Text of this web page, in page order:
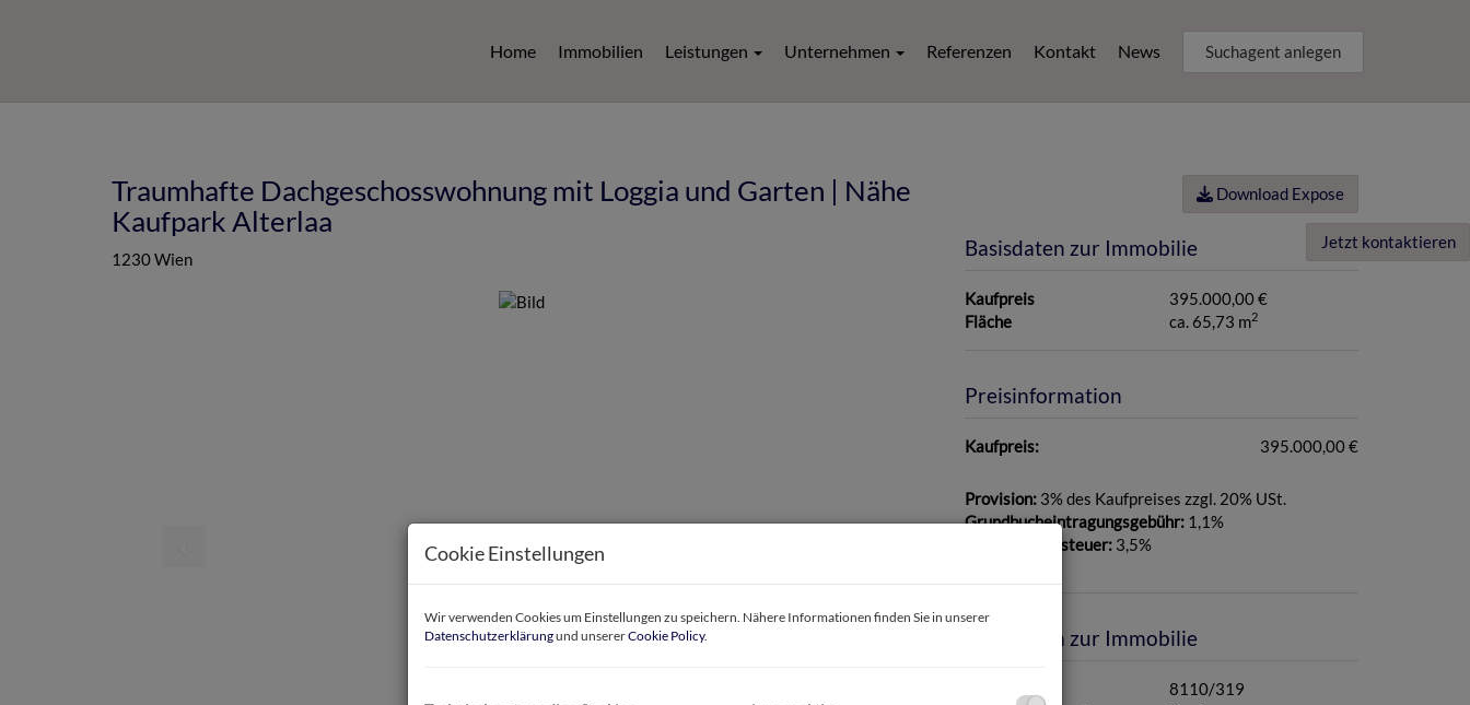
Home Immobilien Leistungen Unternehmen Referenzen Kontakt News Suchagent anlegen
Traumhafte Dachgeschosswohnung mit Loggia und Garten | Nähe
Kaufpark Alterlaa
1230 Wien
Download Expose
Basisdaten zur Immobilie
Kaufpreis
395.000,00 €
Fläche
ca. 65,73 m2
Preisinformation
Kaufpreis: 395.000,00 €
Provision: 3% des Kaufpreises zzgl. 20% USt.
Grundbucheintragungsgebühr: 1,1%
Grunderwerbsteuer: 3,5%
Basisdaten zur Immobilie
8110/319
Jetzt kontaktieren
Cookie Einstellungen
Wir verwenden Cookies um Einstellungen zu speichern. Nähere Informationen finden Sie in unserer
Datenschutzerklärungund unsererCookie Policy.